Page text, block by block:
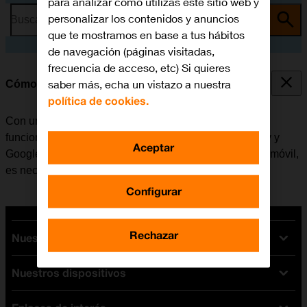
Busca por problema o tema
Cómo activar una cuenta de Google en el móvil
Con una cuenta de Google se tiene acceso a varias
funciones en el móvil, por ejemplo, Gmail, Google Play y
Google+. Antes de activar una cuenta de Google en el móvil,
es necesario
Nuestras tarifas
Tarifas Orange
Tarifas fibra y móvil
Nuestros dispositivos
personalizar los contenidos y anuncios
que te mostramos en base a tus hábitos
de navegación (páginas visitadas,
frecuencia de acceso, etc) Si quieres
saber más, echa un vistazo a nuestra
política de cookies.
Configurar
Rechazar
Aceptar